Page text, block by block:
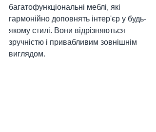
багатофункціональні меблі, які
гармонійно доповнять інтер'єр у будь-
якому стилі. Вони відрізняються
зручністю і привабливим зовнішнім
виглядом.